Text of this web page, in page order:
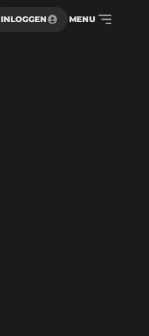
INLOGGEN MENU